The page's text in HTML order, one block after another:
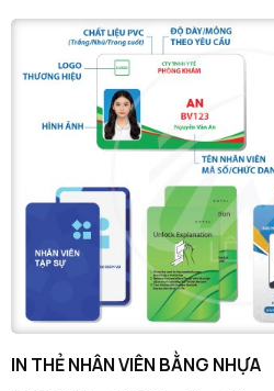
IN THẺ NHÂN VIÊN BẰNG NHỰA